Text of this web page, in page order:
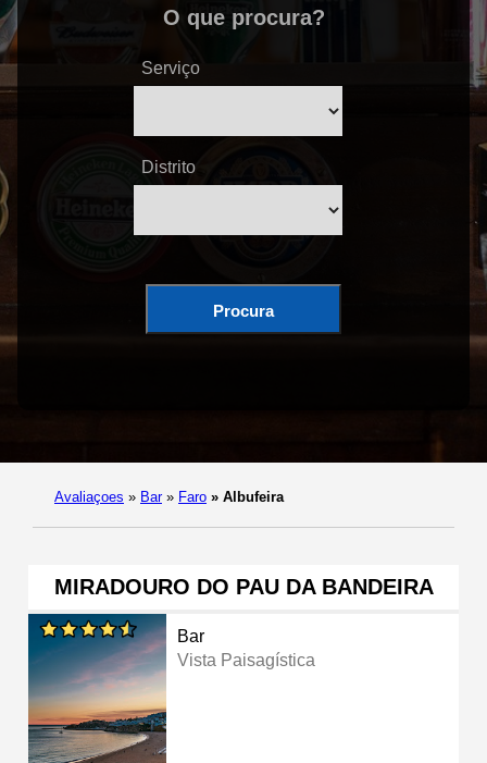
O que procura?
Serviço
Distrito
Procura
Avaliaçoes » Bar » Faro » Albufeira
MIRADOURO DO PAU DA BANDEIRA
Bar
Vista Paisagística